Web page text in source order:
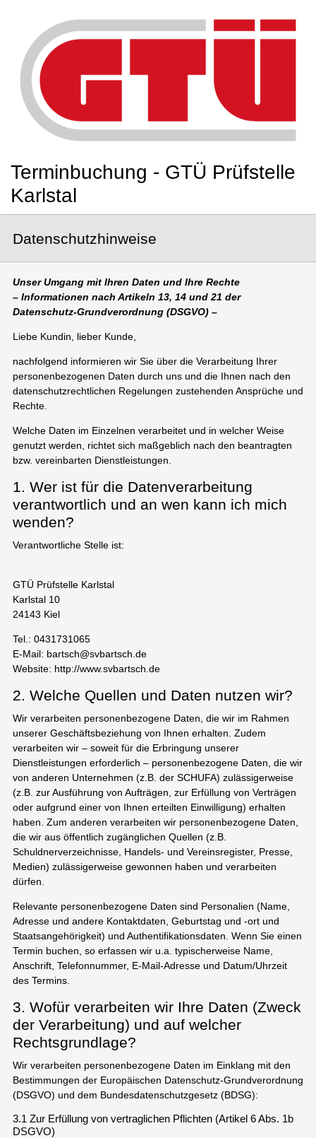
Terminbuchung - GTÜ Prüfstelle
Karlstal
Datenschutzhinweise
Unser Umgang mit Ihren Daten und Ihre Rechte
– Informationen nach Artikeln 13, 14 und 21 der
Datenschutz-Grundverordnung (DSGVO) –
Liebe Kundin, lieber Kunde,
nachfolgend informieren wir Sie über die Verarbeitung Ihrer
personenbezogenen Daten durch uns und die Ihnen nach den
datenschutzrechtlichen Regelungen zustehenden Ansprüche und
Rechte.
Welche Daten im Einzelnen verarbeitet und in welcher Weise
genutzt werden, richtet sich maßgeblich nach den beantragten
bzw. vereinbarten Dienstleistungen.
1. Wer ist für die Datenverarbeitung
verantwortlich und an wen kann ich mich
wenden?
Verantwortliche Stelle ist:
GTÜ Prüfstelle Karlstal
Karlstal 10
24143 Kiel
Tel.: 0431731065
E-Mail: bartsch@svbartsch.de
Website: http://www.svbartsch.de
2. Welche Quellen und Daten nutzen wir?
Wir verarbeiten personenbezogene Daten, die wir im Rahmen
unserer Geschäftsbeziehung von Ihnen erhalten. Zudem
verarbeiten wir – soweit für die Erbringung unserer
Dienstleistungen erforderlich – personenbezogene Daten, die wir
von anderen Unternehmen (z.B. der SCHUFA) zulässigerweise
(z.B. zur Ausführung von Aufträgen, zur Erfüllung von Verträgen
oder aufgrund einer von Ihnen erteilten Einwilligung) erhalten
haben. Zum anderen verarbeiten wir personenbezogene Daten,
die wir aus öffentlich zugänglichen Quellen (z.B.
Schuldnerverzeichnisse, Handels- und Vereinsregister, Presse,
Medien) zulässigerweise gewonnen haben und verarbeiten
dürfen.
Relevante personenbezogene Daten sind Personalien (Name,
Adresse und andere Kontaktdaten, Geburtstag und -ort und
Staatsangehörigkeit) und Authentifikationsdaten. Wenn Sie einen
Termin buchen, so erfassen wir u.a. typischerweise Name,
Anschrift, Telefonnummer, E-Mail-Adresse und Datum/Uhrzeit
des Termins.
3. Wofür verarbeiten wir Ihre Daten (Zweck
der Verarbeitung) und auf welcher
Rechtsgrundlage?
Wir verarbeiten personenbezogene Daten im Einklang mit den
Bestimmungen der Europäischen Datenschutz-Grundverordnung
(DSGVO) und dem Bundesdatenschutzgesetz (BDSG):
3.1 Zur Erfüllung von vertraglichen Pflichten (Artikel 6 Abs. 1b
DSGVO)